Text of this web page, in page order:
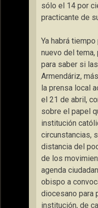
sólo el 14 por
practicante de
Ya habrá
nuevo del
para saber si
Armendáriz,
la prensa local
el 21 de abril,
sobre el papel
institución
circunstancias,
distancia del
de los
agenda
obispo a
diocesano para
institución, de